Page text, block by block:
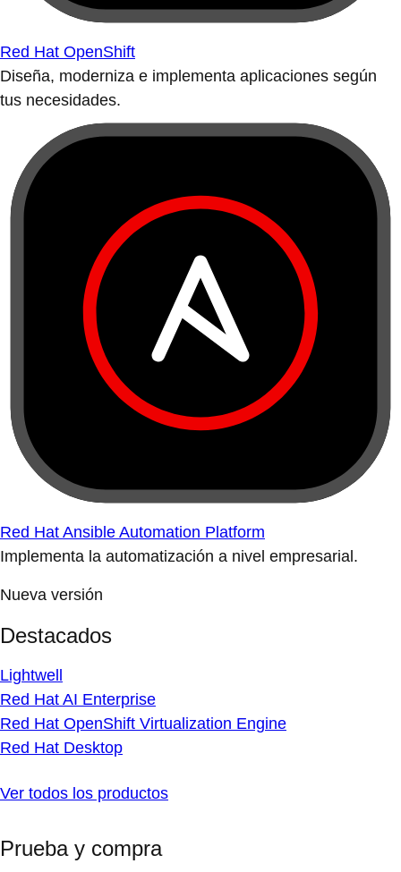
Red Hat OpenShift
Diseña, moderniza e implementa aplicaciones según
tus necesidades.
Red Hat Ansible Automation Platform
Implementa la automatización a nivel empresarial.
Nueva versión
Destacados
Lightwell
Red Hat AI Enterprise
Red Hat OpenShift Virtualization Engine
Red Hat Desktop
Ver todos los productos
Prueba y compra